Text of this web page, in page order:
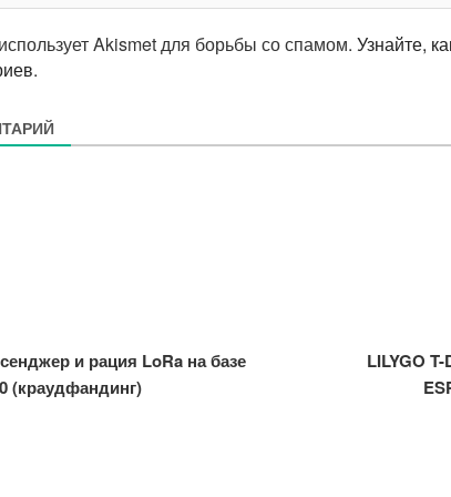
Akismet для борьбы со спамом. Узнайте,
.
и рация LoRa на базе
(краудфандинг)
LILYGO